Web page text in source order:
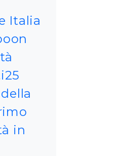
Italia
in